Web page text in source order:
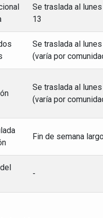
Se traslada al lunes
13
Se traslada al lunes
(varía por
Se traslada al lunes
(varía por
Fin de semana
-